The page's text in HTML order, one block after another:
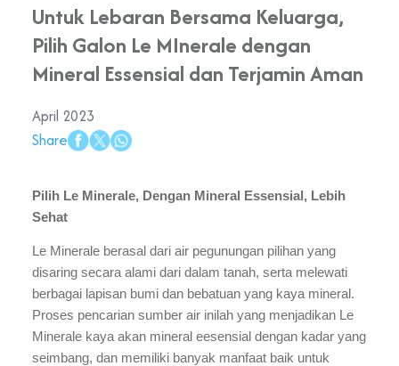
Untuk Lebaran Bersama Keluarga,
Pilih Galon Le MInerale dengan
Mineral Essensial dan Terjamin Aman
April 2023
Share
Pilih Le Minerale, Dengan Mineral Essensial, Lebih
Sehat
Le Minerale berasal dari air pegunungan pilihan yang
disaring secara alami dari dalam tanah, serta melewati
berbagai lapisan bumi dan bebatuan yang kaya mineral.
Proses pencarian sumber air inilah yang menjadikan Le
Minerale kaya akan mineral eesensial dengan kadar yang
seimbang, dan memiliki banyak manfaat baik untuk